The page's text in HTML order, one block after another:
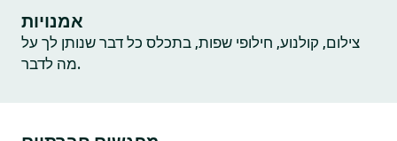
אמנויות
צילום, קולנוע, חילופי שפות, בתכלס כל דבר שנותן לך על
מה לדבר.